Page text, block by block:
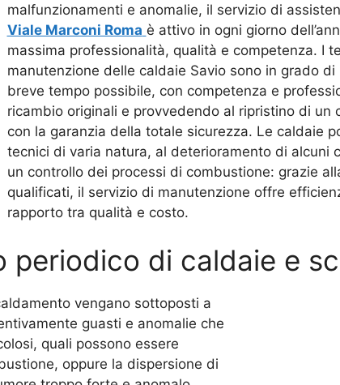
malfunzionamenti e anomalie, il servizio di
Viale Marconi Roma è attivo in ogni giorno
massima professionalità, qualità e competenza. I
manutenzione delle caldaie Savio sono in grado
breve tempo possibile, con competenza e
ricambio originali e provvedendo al ripristino di
con la garanzia della totale sicurezza. Le caldaie
tecnici di varia natura, al deterioramento di alcuni
un controllo dei processi di combustione: grazie
qualificati, il servizio di manutenzione offre
rapporto tra qualità e costo.
periodico di caldaie e
vengano sottoposti a
guasti e anomalie che
quali possono essere
oppure la dispersione di